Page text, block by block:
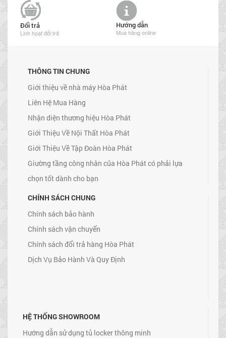
Đổi trả
Linh hoạt đổi trả
Hướng dẫn
Mua hàng online
THÔNG TIN CHUNG
Giới thiệu về nhà máy Hòa Phát
Liên Hệ Mua Hàng
Nhận diện thương hiệu Hòa Phát
Giới Thiệu Về Nội Thất Hòa Phát
Giới Thiệu Về Tập Đoàn Hòa Phát
Giường tầng công nhân của Hòa Phát có phải lựa
chọn tốt dành cho bạn
CHÍNH SÁCH CHUNG
Chính sách bảo hành
Chính sách vận chuyển
Chính sách đổi trả hàng Hòa Phát
Dịch Vụ Bảo Hành Và Quy Định
HỆ THỐNG SHOWROOM
Hướng dẫn sử dụng tủ locker thông minh